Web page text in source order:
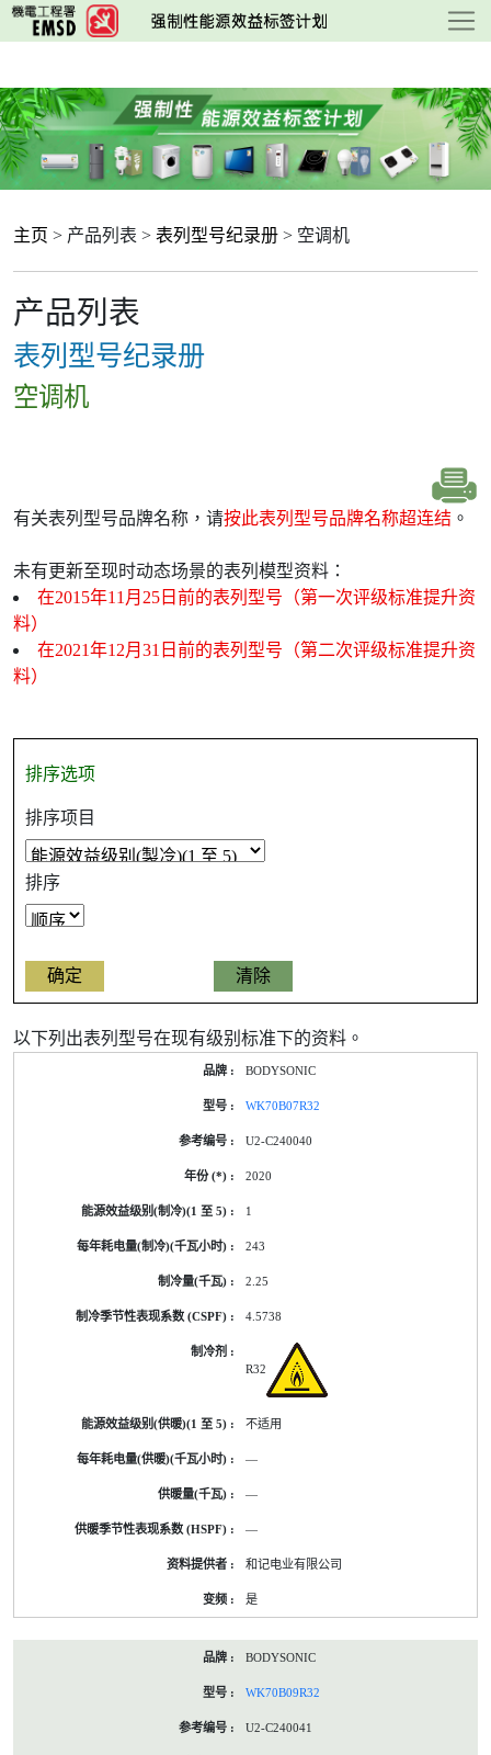
跳
至
要
内
容
主页 > 产品列表 > 表列型号纪录册 > 空调机
产品列表
表列型号纪录册
空调机
有关表列型号品牌名称，请按此表列型号品牌名称超连结 。
未有更新至现时动态场景的表列模型资料：
在2015年11月25日前的表列型号（第一次评级标准提升资
料）
在2021年12月31日前的表列型号（第二次评级标准提升资
料）
排序选项
排序项目
排序
以下列出表列型号在现有级别标准下的资料。
BODYSONIC
WK70B07R32
U2-C240040
2020
1
243
2.25
4.5738
R32
不适用
—
—
—
和记电业有限公司
是
BODYSONIC
WK70B09R32
U2-C240041